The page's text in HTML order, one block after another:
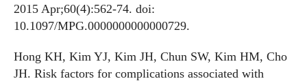
2015 Apr;60(4):562-74. doi:
10.1097/MPG.0000000000000729.
Hong KH, Kim YJ, Kim JH, Chun SW, Kim HM, Cho
JH. Risk factors for complications associated with